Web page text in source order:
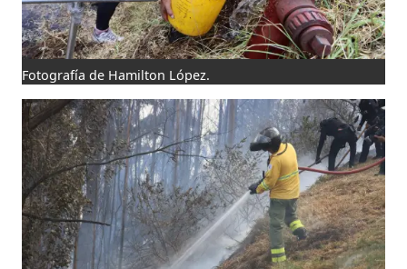
Fotografía de Hamilton López.